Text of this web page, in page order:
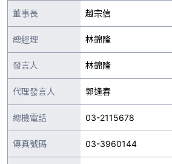
董事長 趙宗信
總經理 林錦隆
發言人 林錦隆
代理發言人 郭逢春
總機電話 03-2115678
傳真號碼 03-3960144